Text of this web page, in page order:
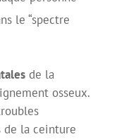
le “spectre
de la
osseux.
de la ceinture